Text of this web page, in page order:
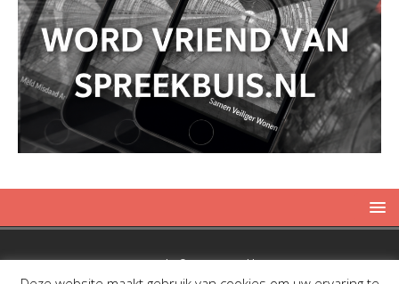
Copyright © 2019 Spreekbuis